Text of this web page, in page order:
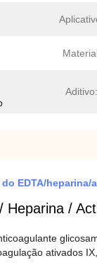
Aditivo:
EDTA/heparina/
/
ativados